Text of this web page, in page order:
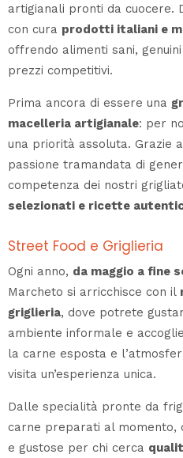
artigianali pronti da cuocere.
con cura prodotti italiani e
offrendo alimenti sani,
prezzi competitivi.
Prima ancora di essere una
macelleria artigianale: per
una priorità assoluta. Grazie
passione tramandata di
competenza dei nostri
selezionati e ricette
Street Food e Griglieria
Ogni anno, da maggio a fine
Marcheto si arricchisce con il
griglieria, dove potrete
ambiente informale e
la carne esposta e
visita un’esperienza unica.
Dalle specialità pronte da
carne preparati al momento,
e gustose per chi cerca